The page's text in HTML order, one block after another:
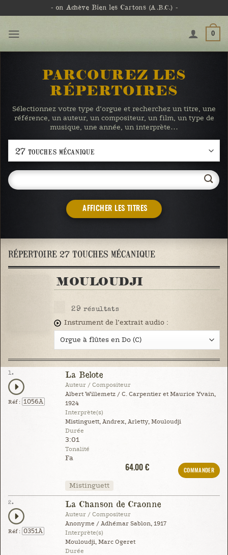
- on Achève Bien les Cartons (A.B.C.) -
0
PARCOUREZ LES
RÉPERTOIRES
Sélectionnez votre type d’orgue et recherchez un titre, une
référence, un auteur, un compositeur, un film, un type de
musique, une année, un interprète…
AFFICHER LES TITRES
RÉPERTOIRE 27 TOUCHES MÉCANIQUE
MOULOUDJI
29 résultats
Instrument de l’extrait audio :
1.
Réf : 1056A
La Belote
Auteur / Compositeur
Albert Willemetz / C. Carpentier et Maurice Yvain,
1924
Interprète(s)
Mistinguett, Andrex, Arletty, Mouloudji
Durée
3:01
Tonalité
Fa
64.00 €
COMMANDER
Mistinguett
2.
Réf : 0351A
La Chanson de Craonne
Auteur / Compositeur
Anonyme / Adhémar Sablon, 1917
Interprète(s)
Mouloudji, Marc Ogeret
Durée